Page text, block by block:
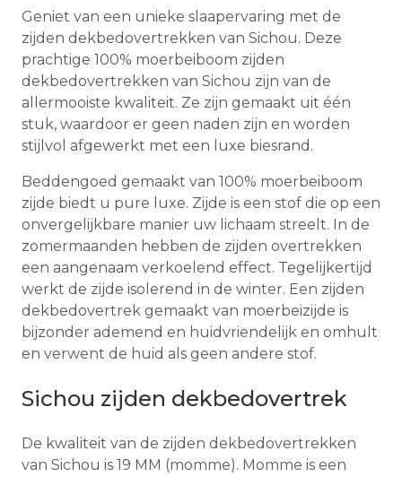
Geniet van een unieke slaapervaring met de
zijden dekbedovertrekken van Sichou. Deze
prachtige 100% moerbeiboom zijden
dekbedovertrekken van Sichou zijn van de
allermooiste kwaliteit. Ze zijn gemaakt uit één
stuk, waardoor er geen naden zijn en worden
stijlvol afgewerkt met een luxe biesrand.
Beddengoed gemaakt van 100% moerbeiboom
zijde biedt u pure luxe. Zijde is een stof die op een
onvergelijkbare manier uw lichaam streelt. In de
zomermaanden hebben de zijden overtrekken
een aangenaam verkoelend effect. Tegelijkertijd
werkt de zijde isolerend in de winter. Een zijden
dekbedovertrek gemaakt van moerbeizijde is
bijzonder ademend en huidvriendelijk en omhult
en verwent de huid als geen andere stof.
Sichou zijden dekbedovertrek
De kwaliteit van de zijden dekbedovertrekken
van Sichou is 19 MM (momme). Momme is een